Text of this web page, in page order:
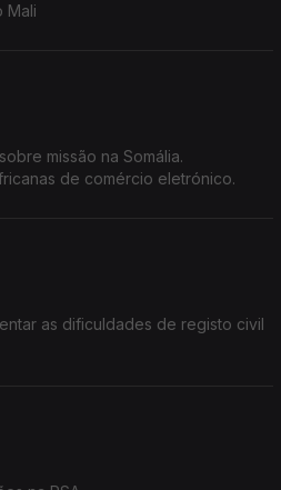
Mali
missão na Somália.
de comércio eletrónico.
as dificuldades de registo civil